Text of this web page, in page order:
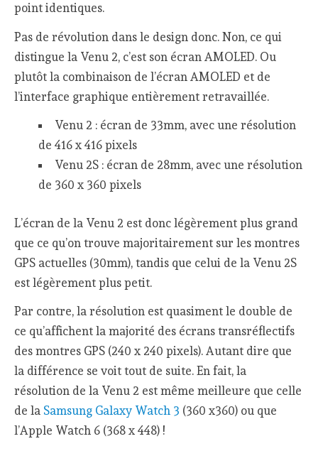
point identiques.
Pas de révolution dans le design donc. Non, ce qui
distingue la Venu 2, c’est son écran AMOLED. Ou
plutôt la combinaison de l’écran AMOLED et de
l’interface graphique entièrement retravaillée.
Venu 2 : écran de 33mm, avec une résolution
de 416 x 416 pixels
Venu 2S : écran de 28mm, avec une résolution
de 360 x 360 pixels
L’écran de la Venu 2 est donc légèrement plus grand
que ce qu’on trouve majoritairement sur les montres
GPS actuelles (30mm), tandis que celui de la Venu 2S
est légèrement plus petit.
Par contre, la résolution est quasiment le double de
ce qu’affichent la majorité des écrans transréflectifs
des montres GPS (240 x 240 pixels). Autant dire que
la différence se voit tout de suite. En fait, la
résolution de la Venu 2 est même meilleure que celle
de la Samsung Galaxy Watch 3 (360 x360) ou que
l’Apple Watch 6 (368 x 448) !